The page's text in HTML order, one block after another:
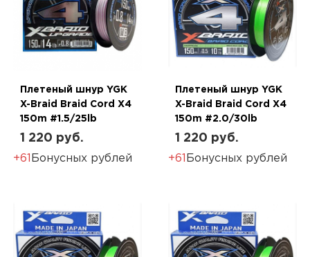
Плетеный шнур YGK
X-Braid Braid Cord X4
150m #1.5/25lb
1 220 руб.
+61 Бонусных рублей
Плетеный шнур YGK
X-Braid Braid Cord X4
150m #2.0/30lb
1 220 руб.
+61 Бонусных рублей